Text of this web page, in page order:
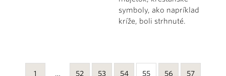
symboly, ako napríklad
kríže, boli strhnuté.
1 … 52 53 54 55 56 57